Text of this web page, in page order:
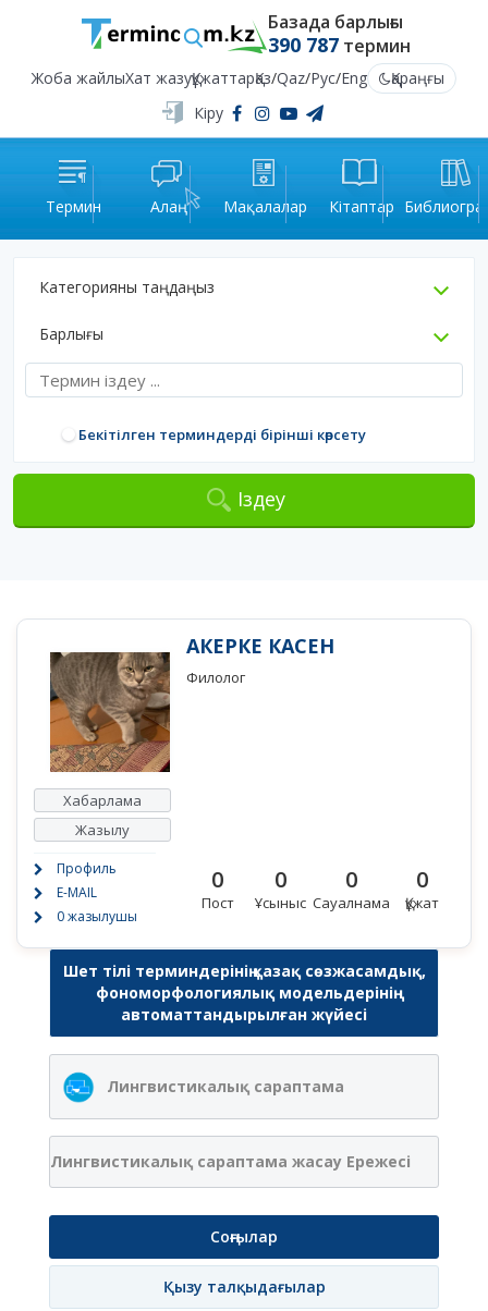
Базада барлығы
390 787термин
Жоба жайлыХат жазуҚұжаттарҚаз/Qaz/Рус/Eng
Қараңғы
Кіру
Термин Алаң Мақалалар Кітаптар
Категорияны таңдаңыз
Барлығы
Бекітілген терминдерді бірінші көрсету
Іздеу
Хабарлама
Жазылу
Профиль
E-MAIL
0 жазылушы
АКЕРКЕ КАСЕН
Филолог
0
Пост
0
Ұсыныс
0
Сауалнама
0
Құжат
Шет тілі терминдерінің қазақ сөзжасамдық,
фономорфологиялық модельдерінің
автоматтандырылған жүйесі
Лингвистикалық сараптама
Лингвистикалық сараптама жасау Ережесі
Соңғылар
Қызу талқыдағылар